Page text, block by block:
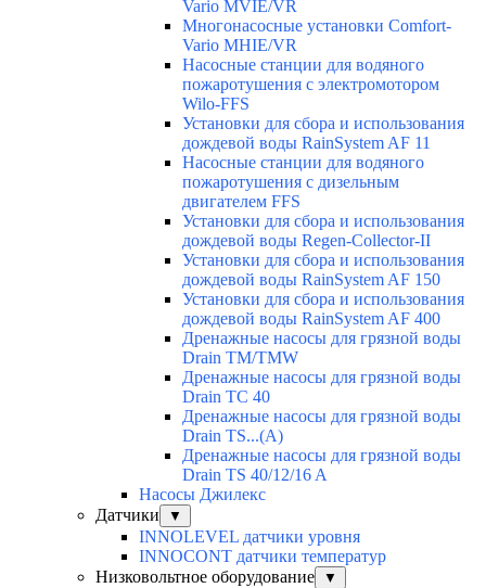
Vario MVIE/VR
Многонасосные установки Comfort-
Vario MHIE/VR
Насосные станции для водяного
пожаротушения с электромотором
Wilo-FFS
Установки для сбора и использования
дождевой воды RainSystem AF 11
Насосные станции для водяного
пожаротушения с дизельным
двигателем FFS
Установки для сбора и использования
дождевой воды Regen-Collector-II
Установки для сбора и использования
дождевой воды RainSystem AF 150
Установки для сбора и использования
дождевой воды RainSystem AF 400
Дренажные насосы для грязной воды
Drain TM/TMW
Дренажные насосы для грязной воды
Drain TC 40
Дренажные насосы для грязной воды
Drain TS...(A)
Дренажные насосы для грязной воды
Drain TS 40/12/16 A
Насосы Джилекс
Датчики
▼
INNOLEVEL датчики уровня
INNOCONT датчики температур
Низковольтное оборудование
▼